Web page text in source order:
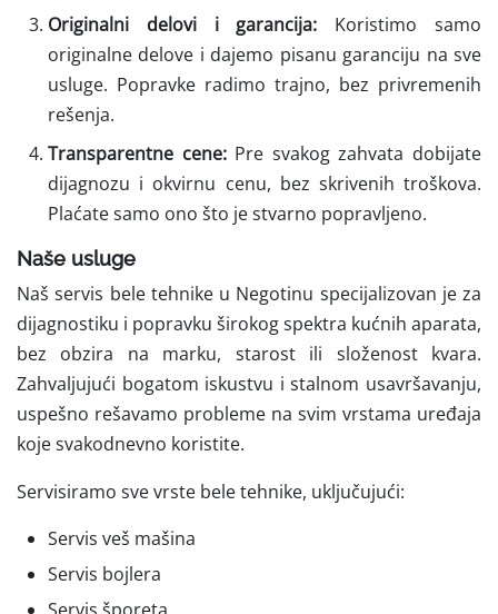
Originalni delovi i garancija: Koristimo samo
originalne delove i dajemo pisanu garanciju na sve
usluge. Popravke radimo trajno, bez privremenih
rešenja.
Transparentne cene:Pre svakog zahvata dobijate
dijagnozu i okvirnu cenu, bez skrivenih troškova.
Plaćate samo ono što je stvarno popravljeno.
Naše usluge
Naš servis bele tehnike u Negotinu specijalizovan je za
dijagnostiku i popravku širokog spektra kućnih aparata,
bez obzira na marku, starost ili složenost kvara.
Zahvaljujući bogatom iskustvu i stalnom usavršavanju,
uspešno rešavamo probleme na svim vrstama uređaja
koje svakodnevno koristite.
Servisiramo sve vrste bele tehnike, uključujući:
Servis veš mašina
Servis bojlera